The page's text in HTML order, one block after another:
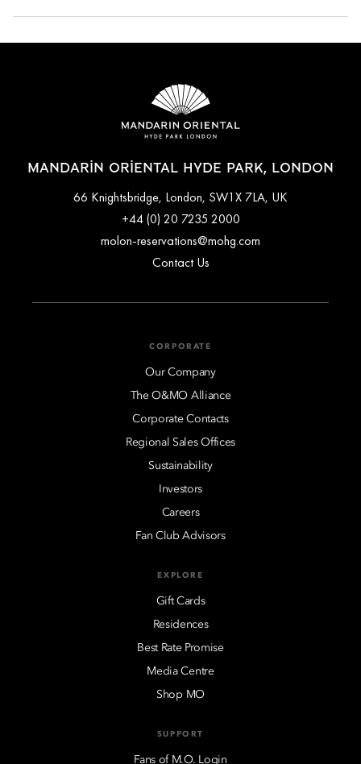
incur additional charges.
breakfast for two people as one of their benefits.
MANDARIN ORIENTAL HYDE PARK, LONDON
66 Knightsbridge, London, SW1X 7LA, UK
+44 (0) 20 7235 2000
molon-reservations@mohg.com
Contact Us
CORPORATE
Our Company
The O&MO Alliance
Corporate Contacts
Regional Sales Offices
Sustainability
Investors
Careers
Fan Club Advisors
EXPLORE
Gift Cards
Residences
Best Rate Promise
Media Centre
Shop MO
SUPPORT
Fans of M.O. Login